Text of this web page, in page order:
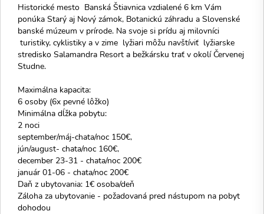
Historické mesto Banská Štiavnica vzdialené 6 km Vám
ponúka Starý aj Nový zámok, Botanickú záhradu a Slovenské
banské múzeum v prírode. Na svoje si prídu aj milovníci
turistiky, cyklistiky a v zime lyžiari môžu navštíviť lyžiarske
stredisko Salamandra Resort a bežkársku trať v okolí Červenej
Studne.
Maximálna kapacita:
6 osoby (6x pevné lôžko)
Minimálna dĺžka pobytu:
2 noci
september/máj-chata/noc 150€,
jún/august- chata/noc 160€,
december 23-31 - chata/noc 200€
január 01-06 - chata/noc 200€
Daň z ubytovania: 1€ osoba/deň
Záloha za ubytovanie - požadovaná pred nástupom na pobyt
dohodou